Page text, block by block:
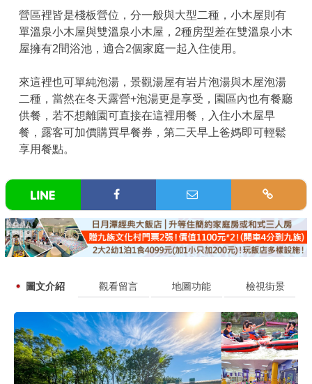
營區裡皆是棧板營位，分一般與大型二種，小木屋則有
單溫泉小木屋與雙溫泉小木屋，2種房型差在雙溫泉小木
屋擁有2間浴池，適合2個家庭一起入住使用。
來這裡也可單純泡湯，景觀湯屋有岩片泡湯與木屋泡湯
二種，當然在冬天露營+泡湯更是享受，園區內也有餐廳
供餐，若不想離園可直接在這裡用餐，入住小木屋早
餐，露客可加價購買早餐券，第二天早上爸媽即可輕鬆
享用餐點。
圖文介紹 觀看留言 地圖功能 檢視街景